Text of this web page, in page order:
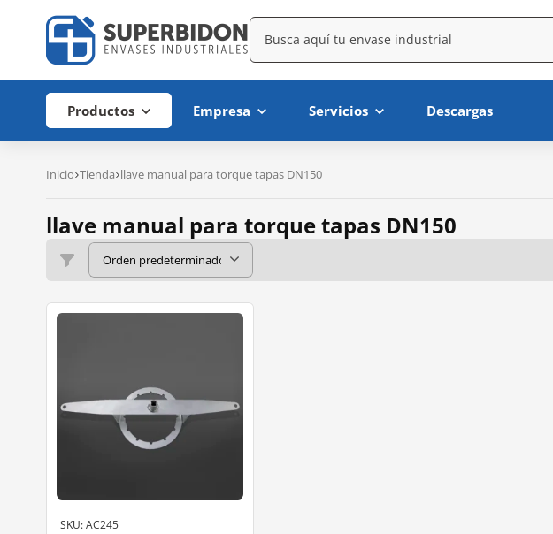
Productos Empresa Servicios Descargas
Inicio Tienda llave manual para torque tapas DN150
llave manual para torque tapas DN150
SKU: AC245